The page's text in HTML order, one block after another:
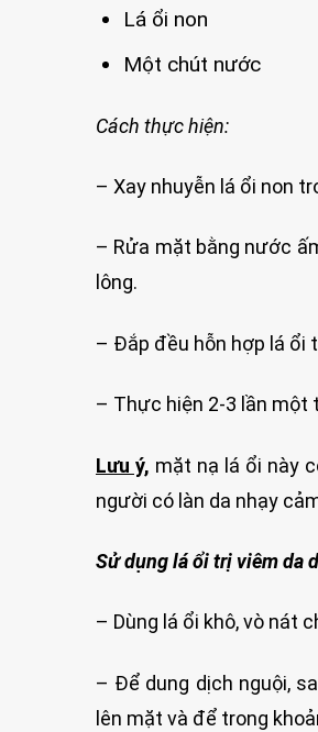
Lá ổi non
Một chút nước
Cách thực hiện:
– Xay nhuyễn lá ổi non
– Rửa mặt bằng nước
lông.
– Đắp đều hỗn hợp lá ổi
– Thực hiện 2-3 lần một
Lưu ý, mặt nạ lá ổi này
người có làn da nhạy
Sử dụng lá ổi trị viêm da
– Dùng lá ổi khô, vò nát
– Để dung dịch nguội,
lên mặt và để trong